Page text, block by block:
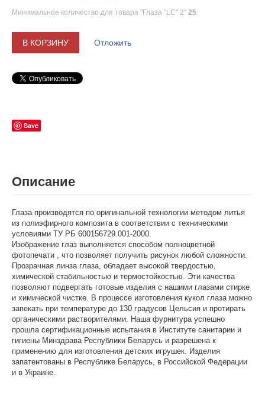
Минимальное количество для товара "Глаза "LC" 2" 25.
В КОРЗИНУ Отложить
Save
Описание
Глаза производятся по оригинальной технологии методом литья
из полиэфирного композита в соответствии с техническими
условиями ТУ РБ 600156729.001-2000.
Изображение глаз выполняется способом полноцветной
фотопечати , что позволяет получить рисунок любой сложности.
Прозрачная линза глаза, обладает высокой твердостью,
химической стабильностью и термостойкостью. Эти качества
позволяют подвергать готовые изделия с нашими глазами стирке
и химической чистке. В процессе изготовления кукол глаза можно
запекать при температуре до 130 градусов Цельсия и протирать
органическими растворителями. Наша фурнитура успешно
прошла сертификационные испытания в Институте санитарии и
гигиены Минздрава Республики Беларусь и разрешена к
применению для изготовления детских игрушек. Изделия
запатентованы в Республике Беларусь, в Российской Федерации
и в Украине.